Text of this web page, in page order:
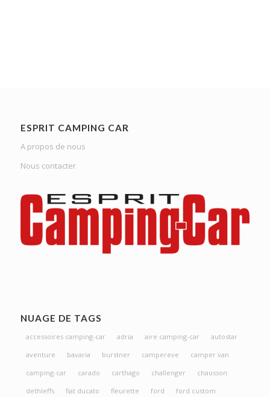
ESPRIT CAMPING CAR
A propos de nous
Nous contacter
NUAGE DE TAGS
accessoires camping-car adria aire camping-car
autostar
aventure
bavaria burstner campereve
camper van
camping-car
carado carthago challenger
chausson
dethleffs
fiat ducato fleurette ford
ford custom